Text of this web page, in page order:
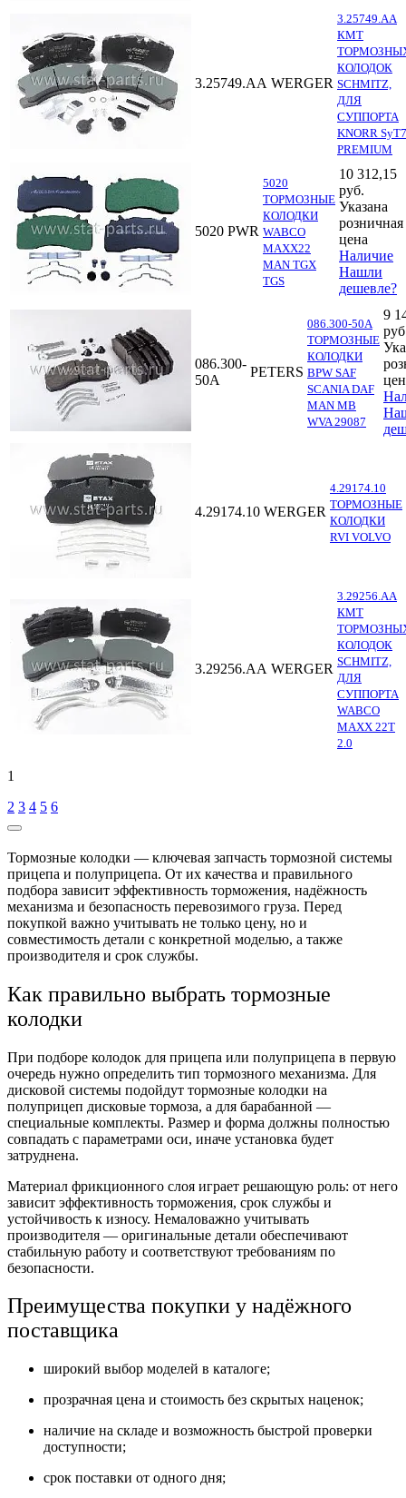
3.25749.AA WERGER
3.25749.AA
КМТ
КОЛОДОК
SCHMITZ,
ДЛЯ
СУППОРТА
KNORR
PREMIUM
5020 PWR
5020
ТОРМОЗНЫЕ
КОЛОДКИ
WABCO
MAXX22
MAN TGX
TGS
10 312,15
руб.
Указана
розничная
цена
Наличие
Нашли
дешевле?
086.300-
50A
PETERS
086.300-50A
ТОРМОЗНЫЕ
КОЛОДКИ
BPW SAF
SCANIA DAF
MAN MB
WVA 29087
9
4.29174.10 WERGER
4.29174.10
ТОРМОЗНЫЕ
КОЛОДКИ
RVI VOLVO
3.29256.AA WERGER
3.29256.AA
КМТ
КОЛОДОК
SCHMITZ,
ДЛЯ
СУППОРТА
WABCO
MAXX 22T
2.0
1
2 3 4 5 6
Тормозные колодки — ключевая запчасть тормозной системы
прицепа и полуприцепа. От их качества и правильного
подбора зависит эффективность торможения, надёжность
механизма и безопасность перевозимого груза. Перед
покупкой важно учитывать не только цену, но и
совместимость детали с конкретной моделью, а также
производителя и срок службы.
Как правильно выбрать тормозные
колодки
При подборе колодок для прицепа или полуприцепа в первую
очередь нужно определить тип тормозного механизма. Для
дисковой системы подойдут тормозные колодки на
полуприцеп дисковые тормоза, а для барабанной —
специальные комплекты. Размер и форма должны полностью
совпадать с параметрами оси, иначе установка будет
затруднена.
Материал фрикционного слоя играет решающую роль: от него
зависит эффективность торможения, срок службы и
устойчивость к износу. Немаловажно учитывать
производителя — оригинальные детали обеспечивают
стабильную работу и соответствуют требованиям по
безопасности.
Преимущества покупки у надёжного
поставщика
широкий выбор моделей в каталоге;
прозрачная цена и стоимость без скрытых наценок;
наличие на складе и возможность быстрой проверки
доступности;
срок поставки от одного дня;